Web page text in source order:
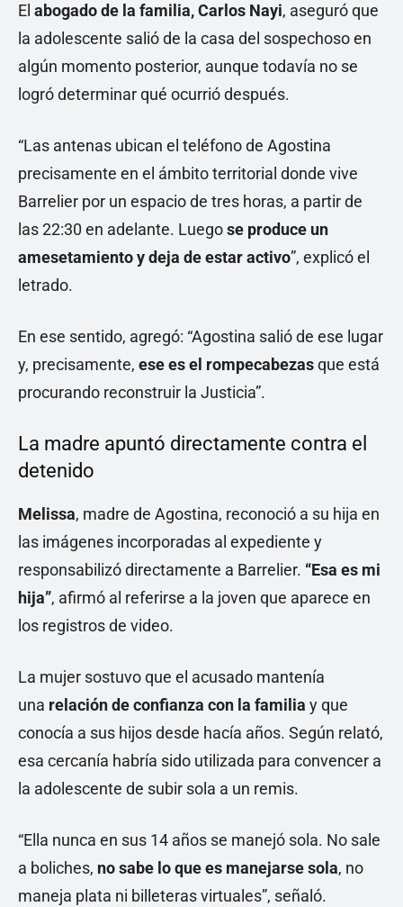
El abogado de la familia, Carlos Nayi, aseguró que
la adolescente salió de la casa del sospechoso en
algún momento posterior, aunque todavía no se
logró determinar qué ocurrió después.
“Las antenas ubican el teléfono de Agostina
precisamente en el ámbito territorial donde vive
Barrelier por un espacio de tres horas, a partir de
las 22:30 en adelante. Luegose produce un
amesetamiento y deja de estar activo”, explicó el
letrado.
En ese sentido, agregó: “Agostina salió de ese lugar
y, precisamente, ese es el rompecabezasque está
procurando reconstruir la Justicia”.
La madre apuntó directamente contra el
detenido
Melissa, madre de Agostina, reconoció a su hija en
las imágenes incorporadas al expediente y
responsabilizó directamente a Barrelier. “Esa es mi
hija”, afirmó al referirse a la joven que aparece en
los registros de video.
La mujer sostuvo que el acusado mantenía
una relación de confianza con la familia y que
conocía a sus hijos desde hacía años. Según relató,
esa cercanía habría sido utilizada para convencer a
la adolescente de subir sola a un remis.
“Ella nunca en sus 14 años se manejó sola. No sale
a boliches, no sabe lo que es manejarse sola, no
maneja plata ni billeteras virtuales”, señaló.